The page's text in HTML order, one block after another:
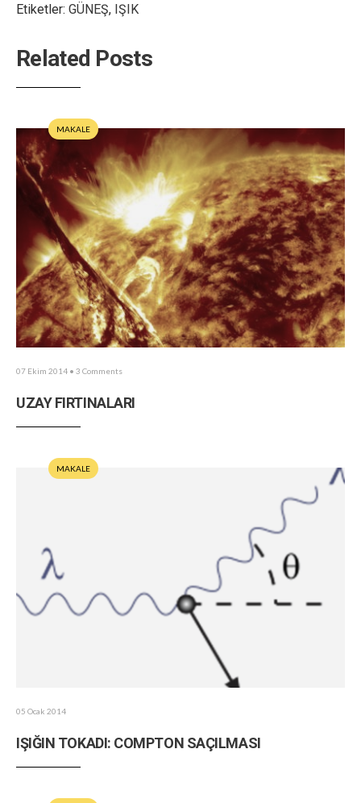
Etiketler: GÜNEŞ, IŞIK
Related Posts
MAKALE
07 Ekim 2014 • 3 Comments
UZAY FIRTINALARI
MAKALE
05 Ocak 2014
IŞIĞIN TOKADI: COMPTON SAÇILMASI